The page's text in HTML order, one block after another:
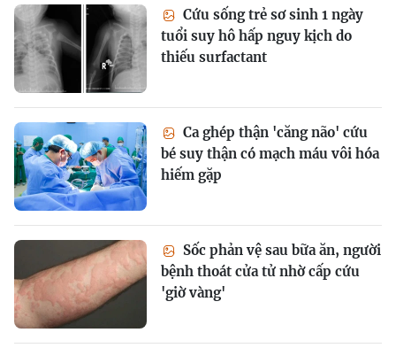
Cứu sống trẻ sơ sinh 1 ngày
tuổi suy hô hấp nguy kịch do
thiếu surfactant
Ca ghép thận 'căng não' cứu
bé suy thận có mạch máu vôi hóa
hiếm gặp
Sốc phản vệ sau bữa ăn, người
bệnh thoát cửa tử nhờ cấp cứu
'giờ vàng'